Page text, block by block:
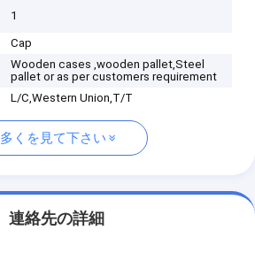
1
Cap
Wooden cases ,wooden pallet,Steel
pallet or as per customers requirement
L/C,Western Union,T/T
多くを見て下さい
連絡先の詳細